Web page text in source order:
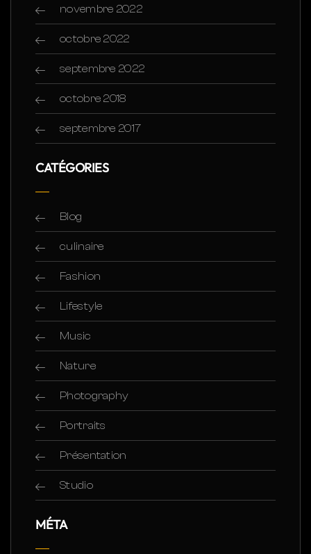
novembre 2022
octobre 2022
septembre 2022
octobre 2018
septembre 2017
CATÉGORIES
Blog
culinaire
Fashion
Lifestyle
Music
Nature
Photography
Portraits
Présentation
Studio
MÉTA